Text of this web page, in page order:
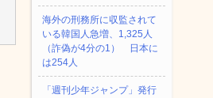
海外の刑務所に収監されて
いる韓国人急増、1,325人
（詐偽が4分の1） 日本に
は254人
「週刊少年ジャンプ」発行